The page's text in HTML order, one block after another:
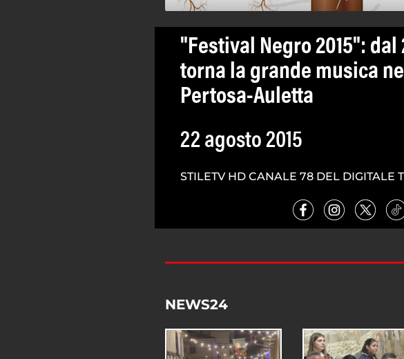
"Festival Negro 2015": dal
torna la grande musica
Pertosa-Auletta
22 agosto 2015
STILETV HD CANALE 78 DEL DIGITALE
NEWS24